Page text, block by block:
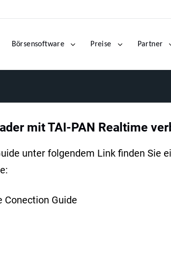
Börsensoftware Preise Partner
mit TAI-PAN Realtime
unter folgendem Link finden Sie
Conection Guide